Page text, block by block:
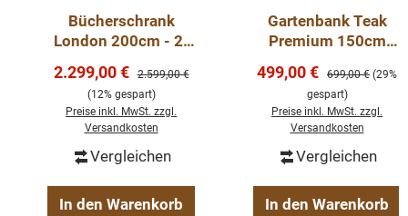
Bücherschrank
London 200cm - 2-
im Landhausstil
Schwarz
Verkaufspreis:
2.299,00 € Regulärer Preis:
2.599,00 €
(12% gespart)
Preise inkl. MwSt. zzgl.
Versandkosten
Vergleichen
In den Warenkorb
Gartenbank Teak
Premium 150cm
Sitzbank Teakholz
Bank
Verkaufspreis:
499,00 € Regulärer Preis:
699,00 € (29%
gespart)
Preise inkl. MwSt. zzgl.
Versandkosten
Vergleichen
In den Warenkorb